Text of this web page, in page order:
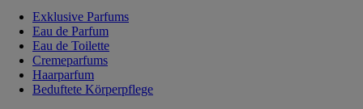
Exklusive Parfums
Eau de Parfum
Eau de Toilette
Cremeparfums
Haarparfum
Beduftete Körperpflege